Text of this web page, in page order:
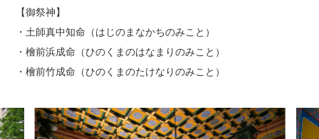
【御祭神】
・土師真中知命（はじのまなかちのみこと）
・檜前浜成命（ひのくまのはなまりのみこと）
・檜前竹成命（ひのくまのたけなりのみこと）